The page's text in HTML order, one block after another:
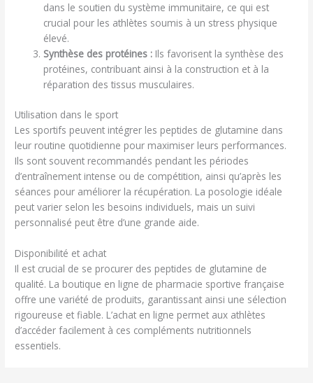
dans le soutien du système immunitaire, ce qui est
crucial pour les athlètes soumis à un stress physique
élevé.
Synthèse des protéines : Ils favorisent la synthèse des
protéines, contribuant ainsi à la construction et à la
réparation des tissus musculaires.
Utilisation dans le sport
Les sportifs peuvent intégrer les peptides de glutamine dans
leur routine quotidienne pour maximiser leurs performances.
Ils sont souvent recommandés pendant les périodes
d’entraînement intense ou de compétition, ainsi qu’après les
séances pour améliorer la récupération. La posologie idéale
peut varier selon les besoins individuels, mais un suivi
personnalisé peut être d’une grande aide.
Disponibilité et achat
Il est crucial de se procurer des peptides de glutamine de
qualité. La boutique en ligne de pharmacie sportive française
offre une variété de produits, garantissant ainsi une sélection
rigoureuse et fiable. L’achat en ligne permet aux athlètes
d’accéder facilement à ces compléments nutritionnels
essentiels.